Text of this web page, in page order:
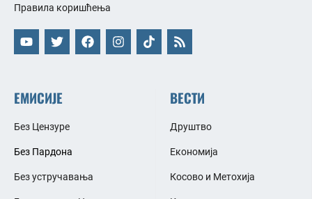
Правила коришћења
ЕМИСИЈЕ
Без Цензуре
Без Пардона
Без устручавања
ВЕСТИ
Друштво
Економија
Косово и Метохија